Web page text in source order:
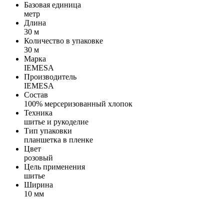
Базовая единица
метр
Длина
30 м
Количество в упаковке
30 м
Марка
IEMESA
Производитель
IEMESA
Состав
100% мерсеризованный хлопок
Техника
шитье и рукоделие
Тип упаковки
планшетка в пленке
Цвет
розовый
Цель применения
шитье
Ширина
10 мм